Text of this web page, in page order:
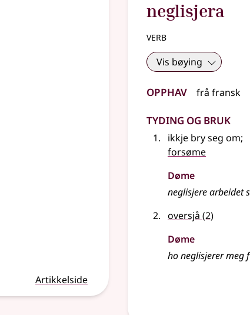
Artikkelside
neglisjera
verb
Vis bøying
Opphav frå fransk
Tyding og bruk
ikkje bry seg om;
forsøme
Døme
neglisjere arbeidet
oversjå (2)
Døme
ho neglisjerer meg